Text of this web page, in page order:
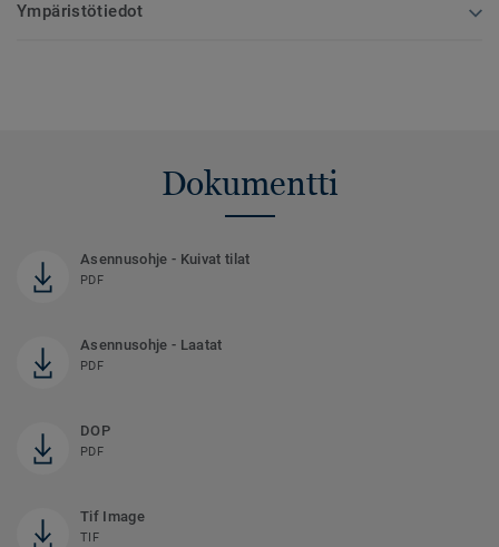
Ympäristötiedot
Dokumentti
Asennusohje - Kuivat tilat
PDF
Asennusohje - Laatat
PDF
DOP
PDF
Tif Image
TIF